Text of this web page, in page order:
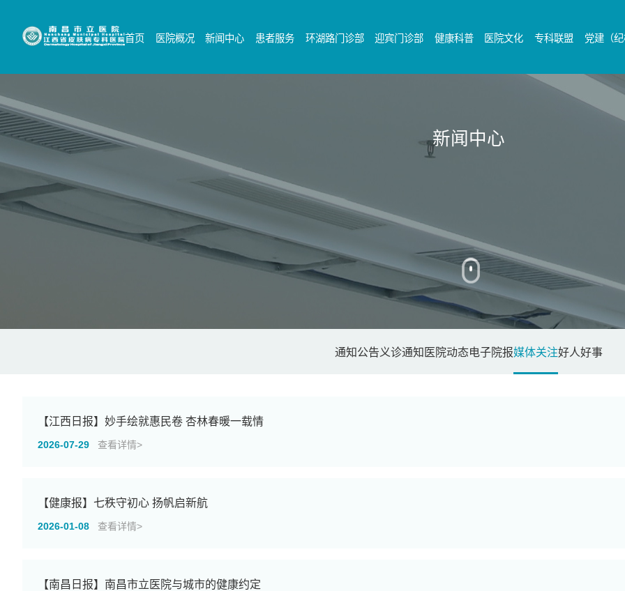
首页 医院概况 新闻中心 患者服务 环湖路门诊部 迎宾门诊部 健康科普 医院文化 专科联盟 党建（
新闻中心
通知公告义诊通知 医院动态电子院报媒体关注好人好事
【江西日报】妙手绘就惠民卷 杏林春暖一载情
2026-07-29 查看详情>
【健康报】七秩守初心 扬帆启新航
2026-01-08 查看详情>
【南昌日报】南昌市立医院与城市的健康约定